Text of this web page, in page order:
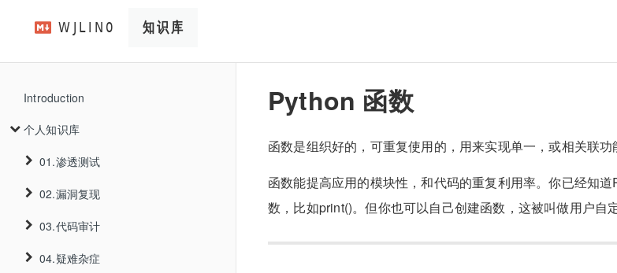
Introduction
个人知识库
01.渗透测试
01.信息收集
01.资产收集
01.主域名收集
02.WEB漏洞
01.SQL注入
03.工具使用
02.漏洞复现
01.Thinkphp
02.V2board
03.代码审计
01.Java
04.疑难杂症
Python 函数
函数是组织好的，可重复使用的，用来实现单一，或相关联功
函数能提高应用的模块性，和代码的重复利用率。你已经知
数，比如print()。但你也可以自己创建函数，这被叫做用户自定